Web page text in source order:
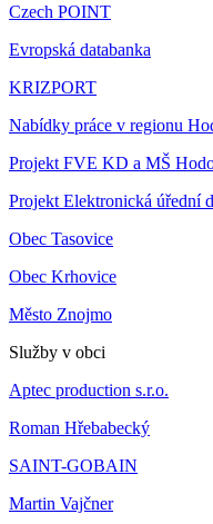
Czech POINT
Evropská databanka
KRIZPORT
Nabídky práce v regionu
Projekt FVE KD a MŠ
Projekt Elektronická úřední
Obec Tasovice
Obec Krhovice
Město Znojmo
Služby v obci
Aptec production s.r.o.
Roman Hřebabecký
SAINT-GOBAIN
Martin Vajčner